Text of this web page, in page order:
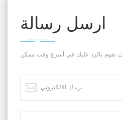
ارسل رسالة